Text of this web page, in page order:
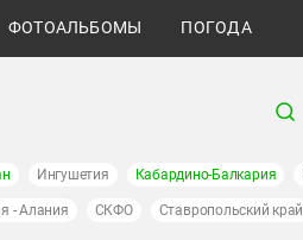
ФОТОАЛЬБОМЫ ПОГОДА
Ингушетия Кабардино-Балкария
- Алания СКФО Ставропольский край